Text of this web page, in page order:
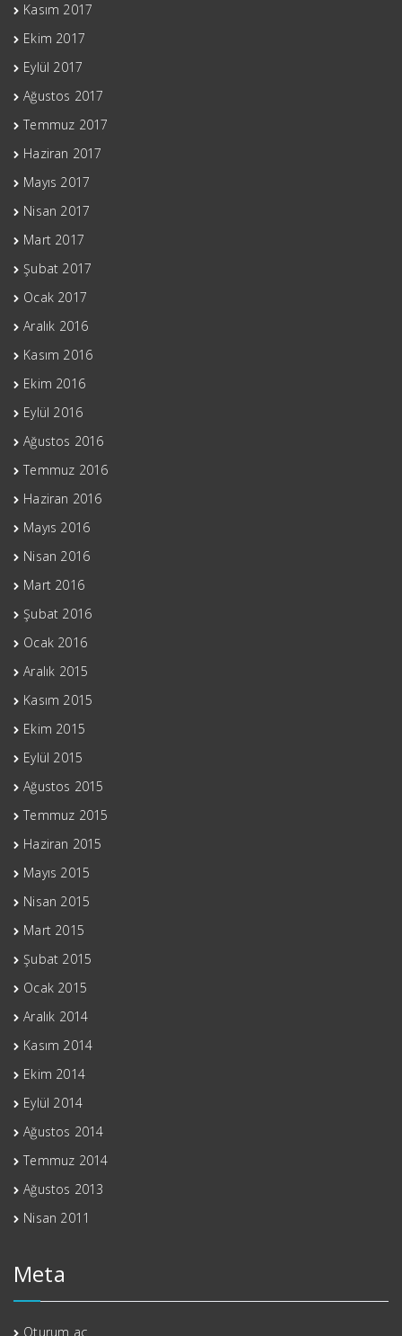
Kasım 2017
Ekim 2017
Eylül 2017
Ağustos 2017
Temmuz 2017
Haziran 2017
Mayıs 2017
Nisan 2017
Mart 2017
Şubat 2017
Ocak 2017
Aralık 2016
Kasım 2016
Ekim 2016
Eylül 2016
Ağustos 2016
Temmuz 2016
Haziran 2016
Mayıs 2016
Nisan 2016
Mart 2016
Şubat 2016
Ocak 2016
Aralık 2015
Kasım 2015
Ekim 2015
Eylül 2015
Ağustos 2015
Temmuz 2015
Haziran 2015
Mayıs 2015
Nisan 2015
Mart 2015
Şubat 2015
Ocak 2015
Aralık 2014
Kasım 2014
Ekim 2014
Eylül 2014
Ağustos 2014
Temmuz 2014
Ağustos 2013
Nisan 2011
Meta
Oturum aç